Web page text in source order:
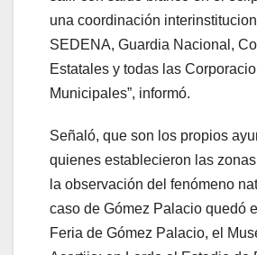
una coordinación
SEDENA, Guardia Nacional,
Estatales y todas las
Municipales”, informó.
Señaló, que son los propios
quienes establecieron las
la observación del fenómeno
caso de Gómez Palacio quedó
Feria de Gómez Palacio, el